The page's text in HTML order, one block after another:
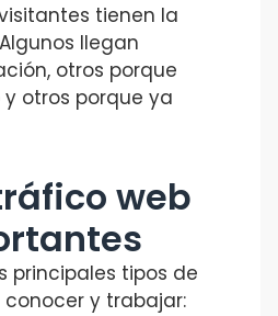
tienen la
llegan
otros porque
otros porque ya
web
principales tipos de
y trabajar: